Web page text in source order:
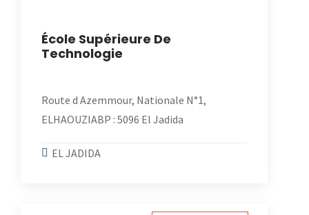
École Supérieure De
Technologie
Route d Azemmour, Nationale N°1,
ELHAOUZIABP : 5096 El Jadida
EL JADIDA